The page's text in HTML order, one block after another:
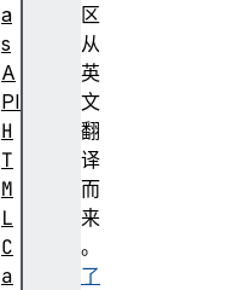
区
从
英
文
翻
译
而
来
。
了
a
s
A
PI
H
T
M
L
C
a